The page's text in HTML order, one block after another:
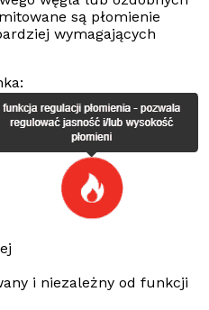
są płomienie
wymagających
i niezależny od funkcji